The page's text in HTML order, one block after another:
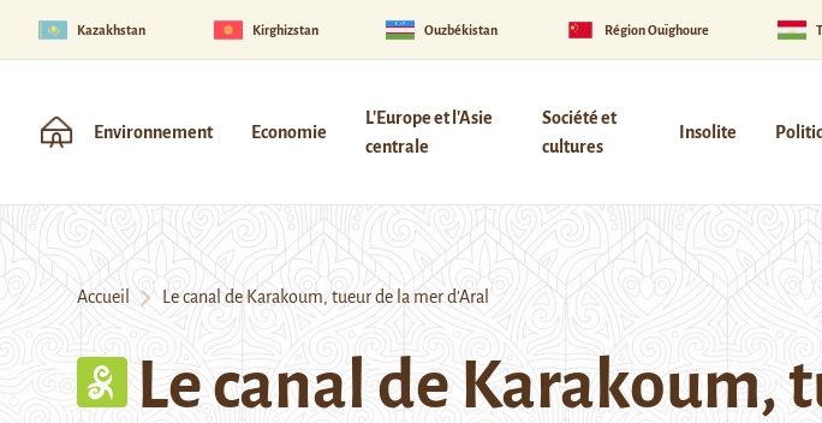
Kazakhstan Kirghizstan Ouzbékistan Région Ouïghoure
Environnement Economie
L'Europe et l'Asie
centrale
Société et
cultures
Insolite
Accueil Le canal de Karakoum, tueur de la mer d’Aral
Le canal de Karakoum,